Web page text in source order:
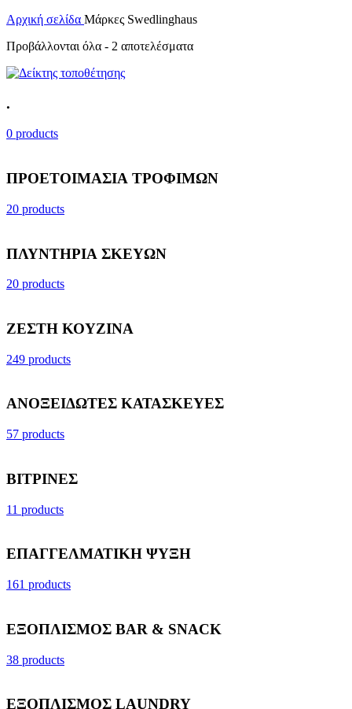
Αρχική σελίδα Μάρκες Swedlinghaus
Προβάλλονται όλα - 2 αποτελέσματα
.
0 products
ΠΡΟΕΤΟΙΜΑΣΙΑ ΤΡΟΦΙΜΩΝ
20 products
ΠΛΥΝΤΗΡΙΑ ΣΚΕΥΩΝ
20 products
ΖΕΣΤΗ ΚΟΥΖΙΝΑ
249 products
ΑΝΟΞΕΙΔΩΤΕΣ ΚΑΤΑΣΚΕΥΕΣ
57 products
ΒΙΤΡΙΝΕΣ
11 products
ΕΠΑΓΓΕΛΜΑΤΙΚΗ ΨΥΞΗ
161 products
ΕΞΟΠΛΙΣΜΟΣ BAR & SNACK
38 products
ΕΞΟΠΛΙΣΜΟΣ LAUNDRY